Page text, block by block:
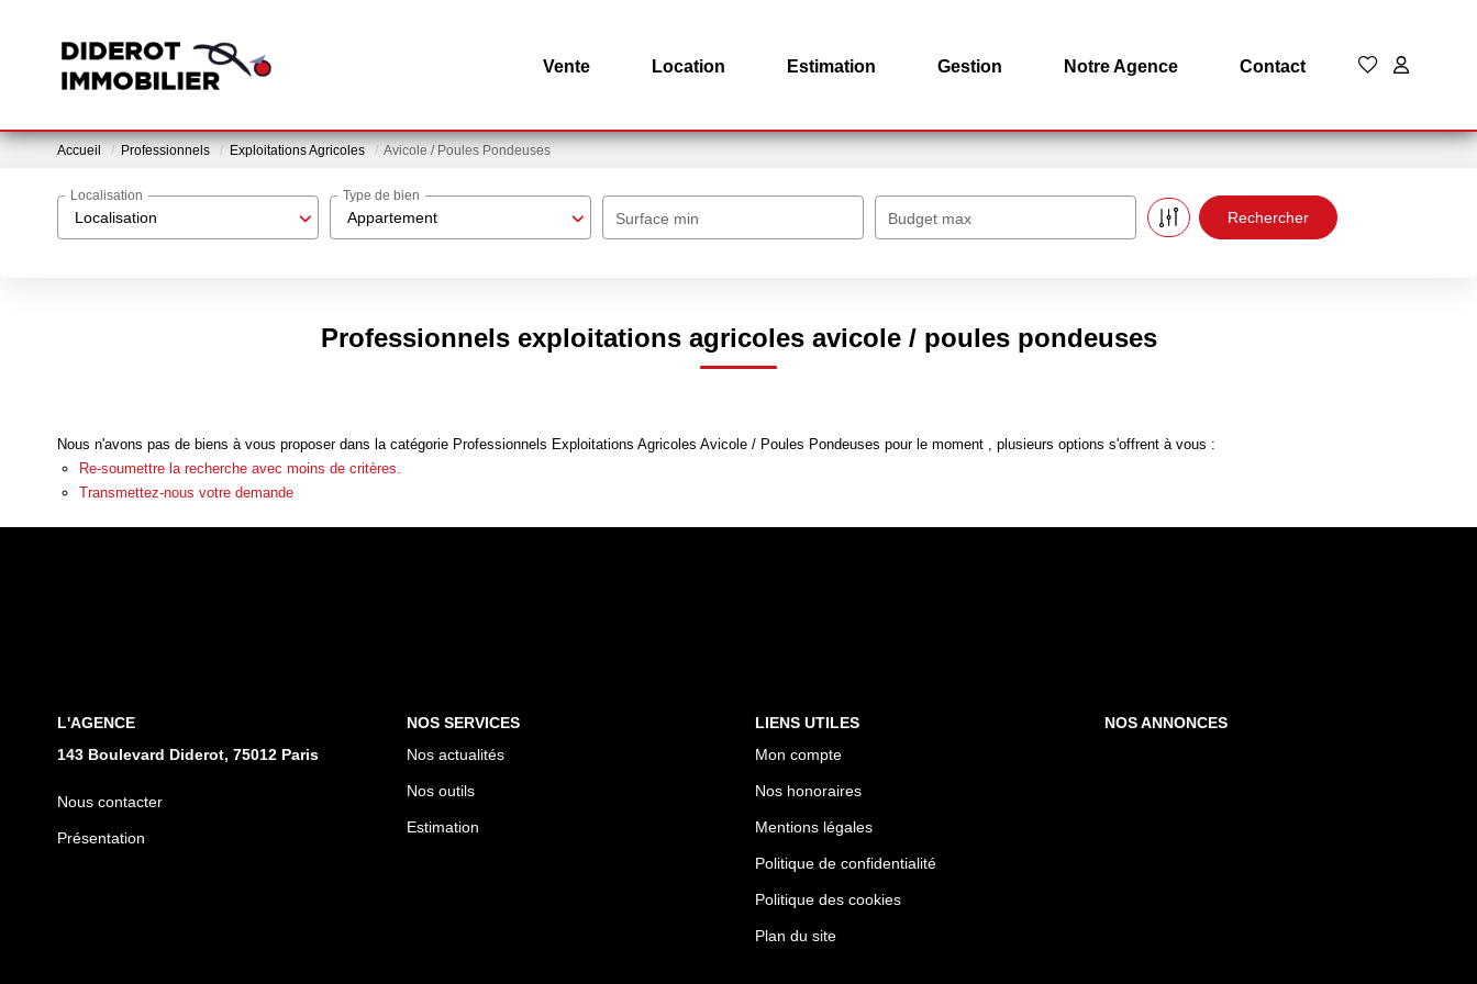
Vente Location Estimation Gestion Notre Agence Contact
Accueil Professionnels Exploitations Agricoles Avicole / Poules Pondeuses
Localisation
Localisation
Appartement
Type de bien
Surface min Budget max
Professionnels exploitations agricoles avicole / poules pondeuses
Nous n'avons pas de biens à vous proposer dans la catégorie Professionnels Exploitations Agricoles Avicole / Poules Pondeuses pour le moment , plusieurs options s'offrent à vous :
Re-soumettre la recherche avec moins de critères.
Transmettez-nous votre demande
L'AGENCE
143 Boulevard Diderot, 75012 Paris
Nous contacter
Présentation
NOS SERVICES
Nos actualités
Nos outils
Estimation
LIENS UTILES
Mon compte
Nos honoraires
Mentions légales
Politique de confidentialité
Politique des cookies
Plan du site
NOS ANNONCES